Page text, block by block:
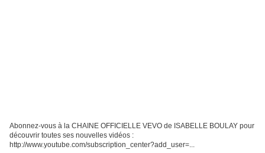
Abonnez-vous à la CHAINE OFFICIELLE VEVO de ISABELLE BOULAY pour
découvrir toutes ses nouvelles vidéos :
http://www.youtube.com/subscription_center?add_user=...